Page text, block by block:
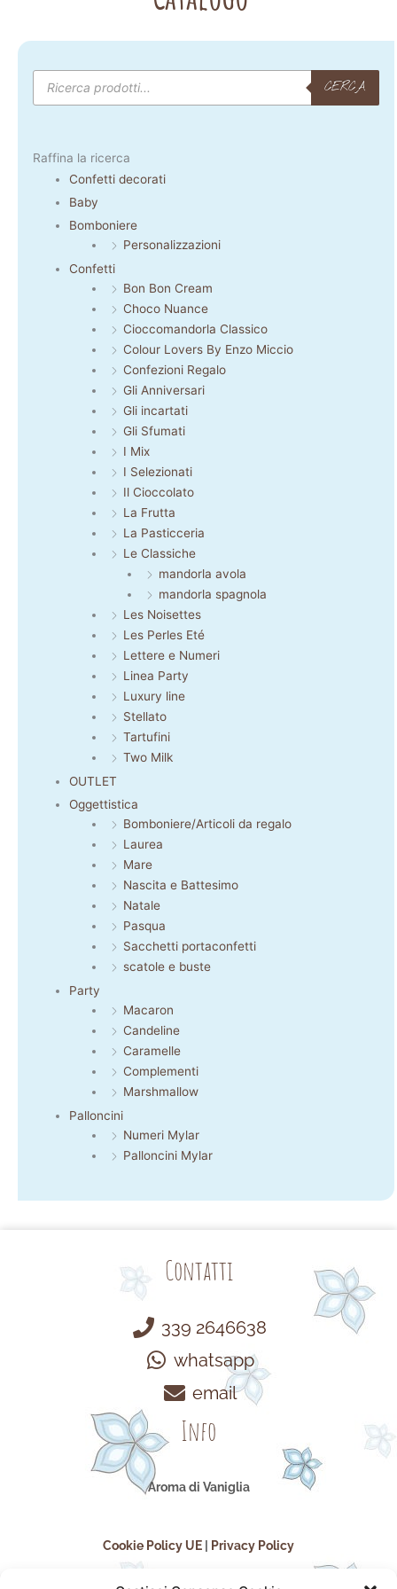
Products
search
CERCA
Raffina la ricerca
Confetti decorati
Baby
Bomboniere
Personalizzazioni
Confetti
Bon Bon Cream
Choco Nuance
Cioccomandorla Classico
Colour Lovers By Enzo Miccio
Confezioni Regalo
Gli Anniversari
Gli incartati
Gli Sfumati
I Mix
I Selezionati
Il Cioccolato
La Frutta
La Pasticceria
Le Classiche
mandorla avola
mandorla spagnola
Les Noisettes
Les Perles Eté
Lettere e Numeri
Linea Party
Luxury line
Stellato
Tartufini
Two Milk
OUTLET
Oggettistica
Bomboniere/Articoli da regalo
Laurea
Mare
Nascita e Battesimo
Natale
Pasqua
Sacchetti portaconfetti
scatole e buste
Party
Macaron
Candeline
Caramelle
Complementi
Marshmallow
Palloncini
Numeri Mylar
Palloncini Mylar
Contatti
339 2646638
whatsapp
email
Info
Aroma di Vaniglia
Cookie Policy UE Privacy Policy